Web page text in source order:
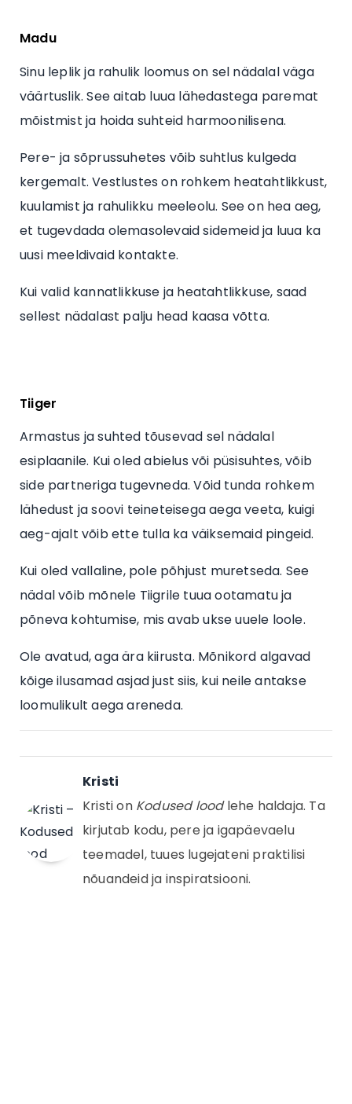
Madu
Sinu leplik ja rahulik loomus on sel nädalal väga
väärtuslik. See aitab luua lähedastega paremat
mõistmist ja hoida suhteid harmoonilisena.
Pere- ja sõprussuhetes võib suhtlus kulgeda
kergemalt. Vestlustes on rohkem heatahtlikkust,
kuulamist ja rahulikku meeleolu. See on hea aeg,
et tugevdada olemasolevaid sidemeid ja luua ka
uusi meeldivaid kontakte.
Kui valid kannatlikkuse ja heatahtlikkuse, saad
sellest nädalast palju head kaasa võtta.
Tiiger
Armastus ja suhted tõusevad sel nädalal
esiplaanile. Kui oled abielus või püsisuhtes, võib
side partneriga tugevneda. Võid tunda rohkem
lähedust ja soovi teineteisega aega veeta, kuigi
aeg-ajalt võib ette tulla ka väiksemaid pingeid.
Kui oled vallaline, pole põhjust muretseda. See
nädal võib mõnele Tiigrile tuua ootamatu ja
põneva kohtumise, mis avab ukse uuele loole.
Ole avatud, aga ära kiirusta. Mõnikord algavad
kõige ilusamad asjad just siis, kui neile antakse
loomulikult aega areneda.
Kristi
Kristi on Kodused loodlehe haldaja. Ta
kirjutab kodu, pere ja igapäevaelu
teemadel, tuues lugejateni praktilisi
nõuandeid ja inspiratsiooni.